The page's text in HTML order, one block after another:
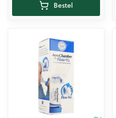
Bestel